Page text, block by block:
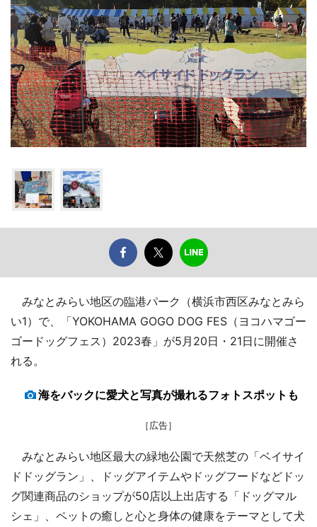
みなとみらい地区の臨港パーク（横浜市西区みなとみら
い1）で、「YOKOHAMA GOGO DOG FES（ヨコハマゴー
ゴードッグフェス）2023春」が5月20日・21日に開催さ
れる。
海をバックに愛犬と写真が撮れるフォトスポットも
［広告］
みなとみらい地区最大の緑地公園で天然芝の「ベイサイ
ドドッグラン」、ドッグアイテムやドッグフードなどドッ
グ関連商品のショップが50店以上出店する「ドッグマル
シェ」、ペットの癒しと心と身体の健康をテーマとして犬